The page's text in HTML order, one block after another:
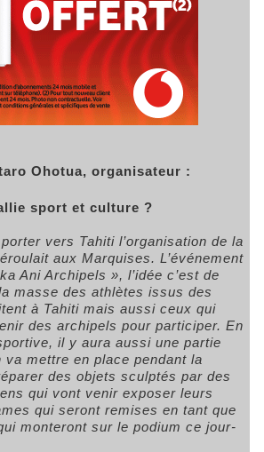
Ohotua, organisateur :
sport et culture ?
porter vers Tahiti l’organisation de la
aux Marquises. L’événement
Ani Archipels », l’idée c’est de
masse des athlètes issus des
à Tahiti mais aussi ceux qui
des archipels pour participer. En
il y aura aussi une partie
va mettre en place pendant la
des objets sculptés par des
qui vont venir exposer leurs
qui seront remises en tant que
monteront sur le podium ce jour-